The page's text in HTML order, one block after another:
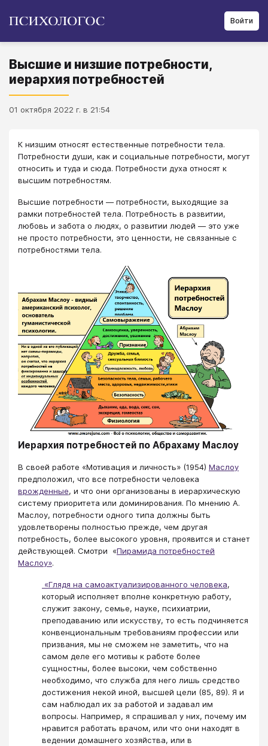
Войти
Высшие и низшие потребности,
иерархия потребностей
01 октября 2022 г. в 21:54
К низшим относят естественные потребности тела.
Потребности души, как и социальные потребности, могут
относить и туда и сюда. Потребности духа относят к
высшим потребностям.
Высшие потребности ― потребности, выходящие за
рамки потребностей тела. Потребность в развитии,
любовь и забота о людях, о развитии людей ― это уже
не просто потребности, это ценности, не связанные с
потребностями тела.
Иерархия потребностей по Абрахаму Маслоу
В своей работе «Мотивация и личность» (1954) Маслоу
предположил, что все потребности человека
врожденные, и что они организованы в иерархическую
систему приоритета или доминирования. По мнению А.
Маслоу, потребности одного типа должны быть
удовлетворены полностью прежде, чем другая
потребность, более высокого уровня, проявится и станет
действующей. Смотри «Пирамида потребностей
Маслоу».
«Глядя на самоактуализированного человека,
который исполняет вполне конкретную работу,
служит закону, семье, науке, психиатрии,
преподаванию или искусству, то есть подчиняется
конвенциональным требованиям профессии или
призвания, мы не сможем не заметить, что на
самом деле его мотивы к работе более
сущностны, более высоки, чем собственно
необходимо, что служба для него лишь средство
достижения некой иной, высшей цели (85, 89). Я и
сам наблюдал их за работой и задавал им
вопросы. Например, я спрашивал у них, почему им
нравится работать врачом, или что они находят в
ведении домашнего хозяйства, или в